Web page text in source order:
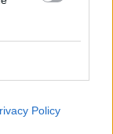
Policy
właśnie
Ministerstwo
która